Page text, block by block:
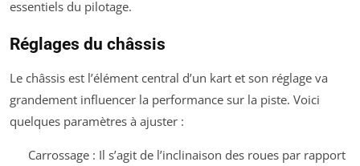
essentiels du pilotage.
Réglages du châssis
Le châssis est l’élément central d’un kart et son réglage va
grandement influencer la performance sur la piste. Voici
quelques paramètres à ajuster :
Carrossage : Il s’agit de l’inclinaison des roues par rapport